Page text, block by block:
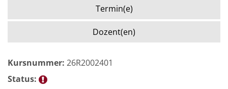
Termin(e)
Dozent(en)
Kursnummer: 26R2002401
Status: